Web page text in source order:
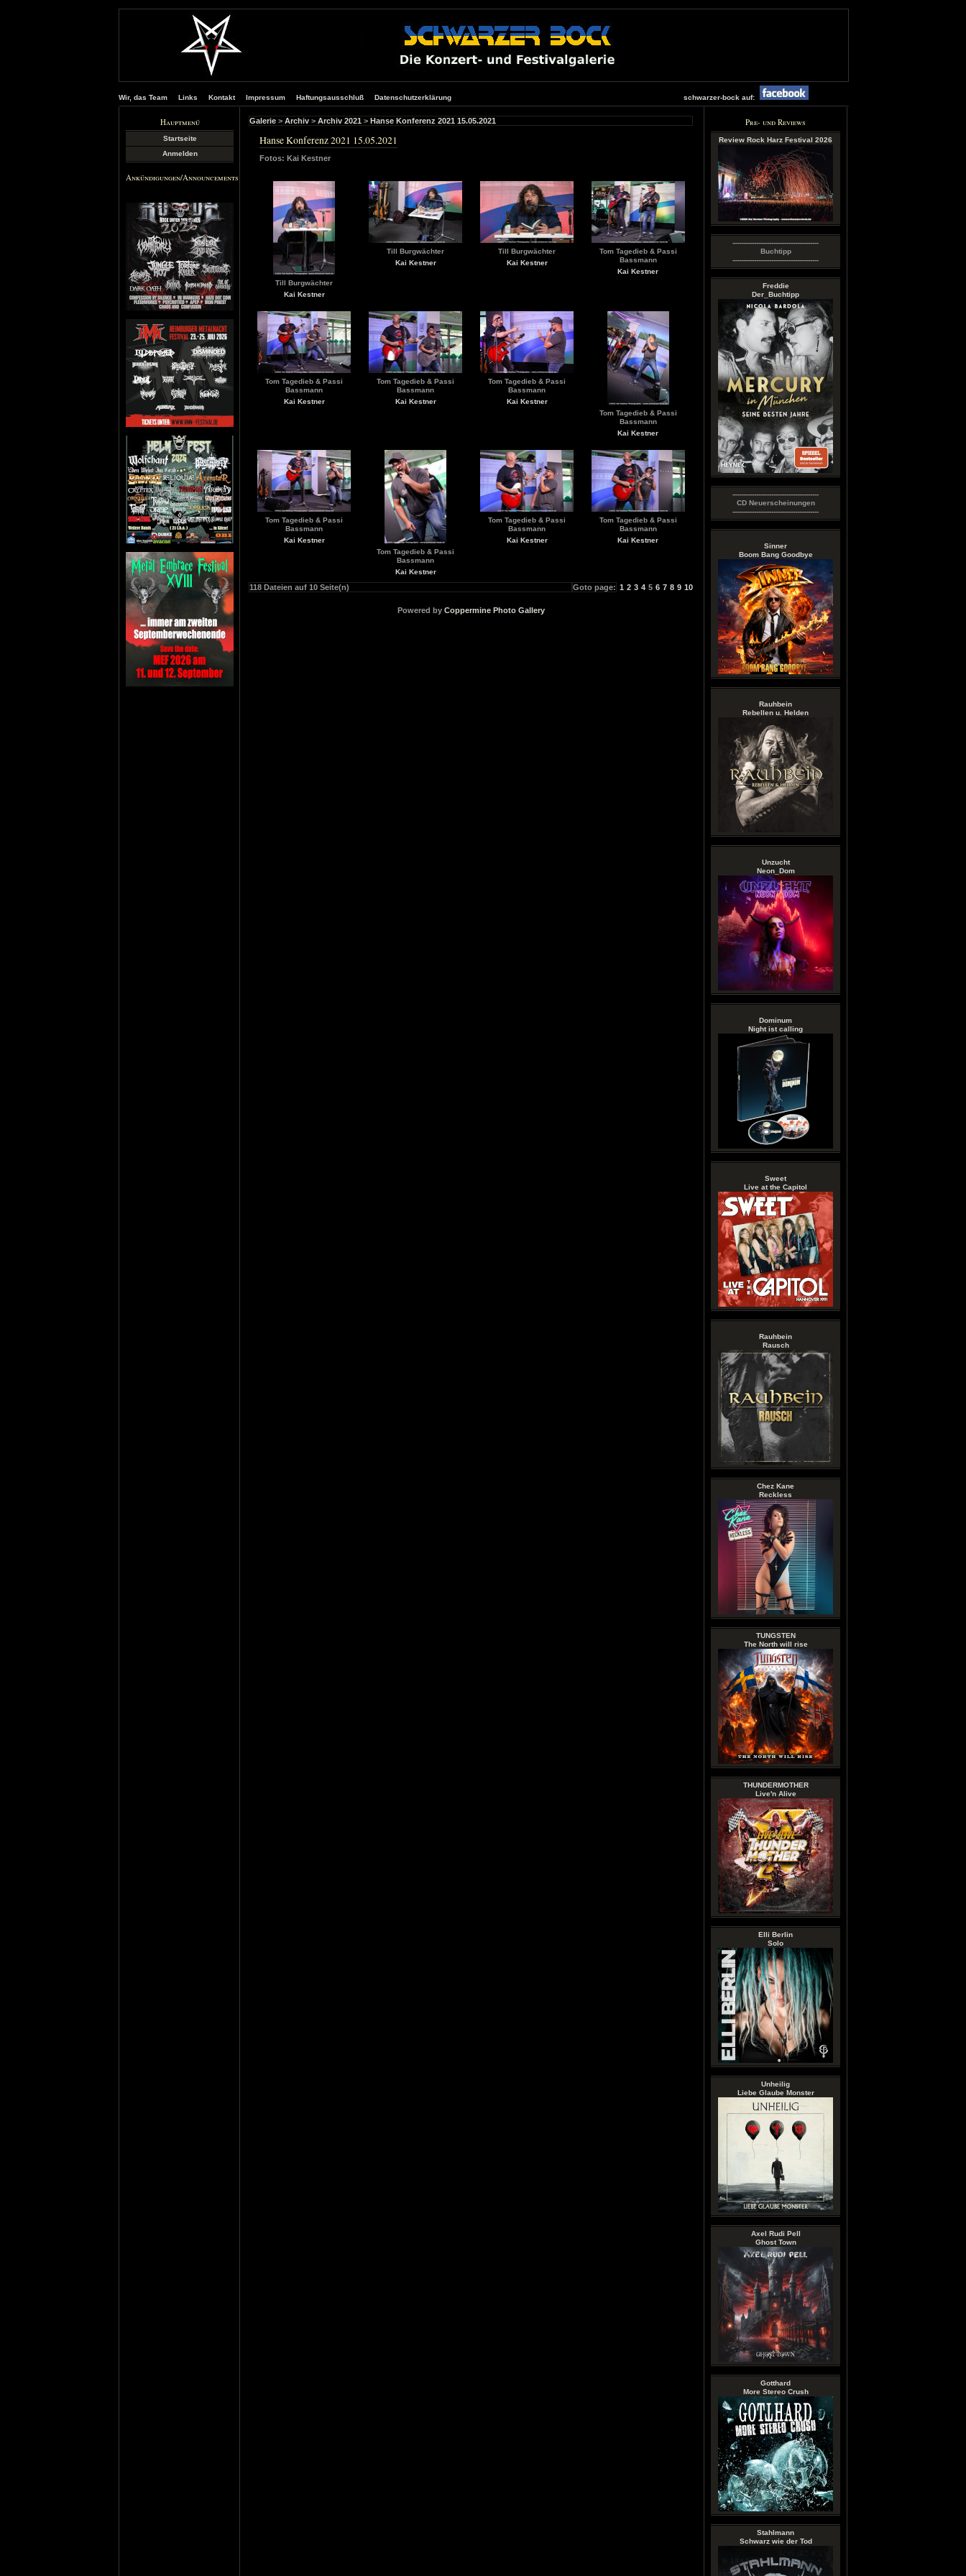
Wir, das Team Links Kontakt Impressum Haftungsausschluß Datenschutzerklärung schwarzer-bock auf:
Hauptmenü
Startseite
Anmelden
Ankündigungen/Announcements
Pre- und Reviews
Review Rock Harz Festival 2026
----------------------------------------
Buchtipp
----------------------------------------
Freddie
Der_Buchtipp
----------------------------------------
CD Neuerscheinungen
----------------------------------------
Sinner
Boom Bang Goodbye
Rauhbein
Rebellen u. Helden
Unzucht
Neon_Dom
Dominum
Night ist calling
Sweet
Live at the Capitol
Rauhbein
Rausch
Chez Kane
Reckless
TUNGSTEN
The North will rise
THUNDERMOTHER
Live'n Alive
Elli Berlin
Solo
Unheilig
Liebe Glaube Monster
Axel Rudi Pell
Ghost Town
Gotthard
More Stereo Crush
Stahlmann
Schwarz wie der Tod
Galerie > Archiv > Archiv 2021 > Hanse Konferenz 2021 15.05.2021
Hanse Konferenz 2021 15.05.2021
Fotos: Kai Kestner
Till Burgwächter
Kai Kestner
Till Burgwächter
Kai Kestner
Till Burgwächter
Kai Kestner
Tom Tagedieb & Passi
Bassmann
Kai Kestner
Tom Tagedieb & Passi
Bassmann
Kai Kestner
Tom Tagedieb & Passi
Bassmann
Kai Kestner
Tom Tagedieb & Passi
Bassmann
Kai Kestner
Tom Tagedieb & Passi
Bassmann
Kai Kestner
Tom Tagedieb & Passi
Bassmann
Kai Kestner
Tom Tagedieb & Passi
Bassmann
Kai Kestner
Tom Tagedieb & Passi
Bassmann
Kai Kestner
Tom Tagedieb & Passi
Bassmann
Kai Kestner
118 Dateien auf 10 Seite(n) Goto page: 1 2 3 4 5 6 7 8 9 10
Powered by Coppermine Photo Gallery